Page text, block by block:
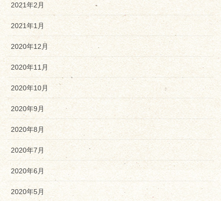
2021年2月
2021年1月
2020年12月
2020年11月
2020年10月
2020年9月
2020年8月
2020年7月
2020年6月
2020年5月